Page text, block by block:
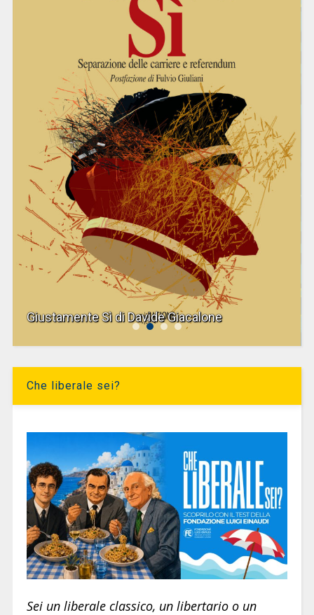
Giustamente Sì di Davide Giacalone
Che liberale sei?
Sei un liberale classico, un libertario o un